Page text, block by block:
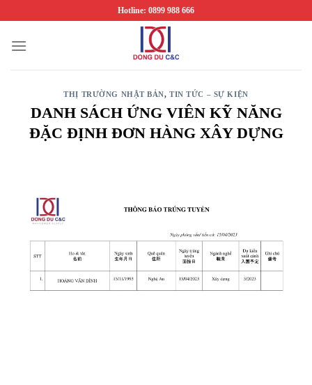
nội
Hotline: 0899 988 666
THỊ TRƯỜNG NHẬT BẢN,TIN TỨC – SỰ KIỆN
DANH SÁCH ỨNG VIÊN KỸ NĂNG
ĐẶC ĐỊNH ĐƠN HÀNG XÂY DỰNG